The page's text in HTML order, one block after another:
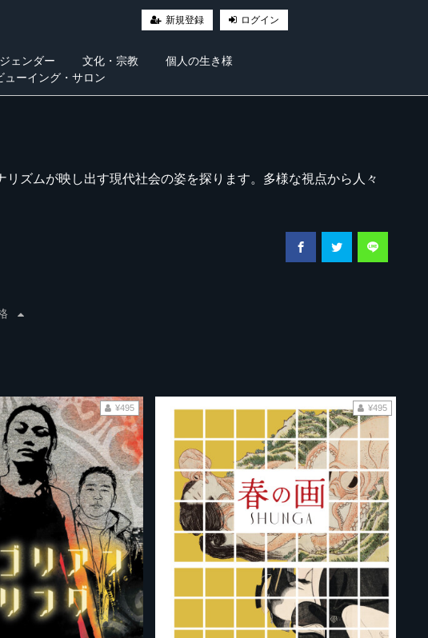
新規登録 ログイン
ェンダー 文化・宗教
個人の生き様
ューイング・サロン
ズムが映し出す現代社会の姿を探ります。多様な視点から人々
¥495 ¥495